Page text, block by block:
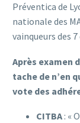
Préventica de
nationale des
vainqueurs des
Après examen
tache de n’en
vote des
CITBA : «